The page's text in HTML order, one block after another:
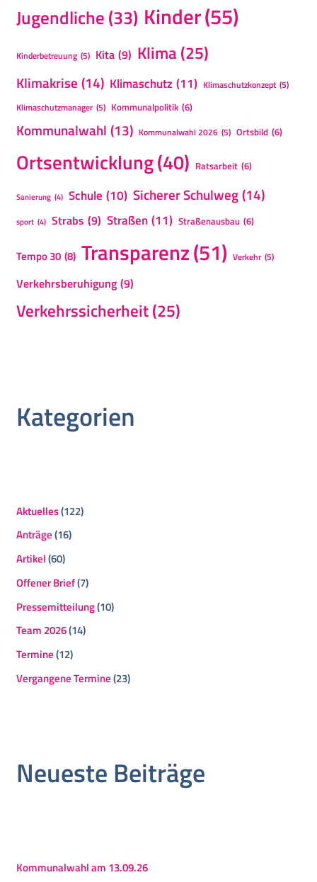
Jugendliche(33) Kinder(55)
Kinderbetreuung (5) Kita (9) Klima (25)
Klimakrise (14) Klimaschutz (11) Klimaschutzkonzept (5)
Klimaschutzmanager (5) Kommunalpolitik (6)
Kommunalwahl (13) Kommunalwahl 2026 (5) Ortsbild (6)
Ortsentwicklung(40) Ratsarbeit (6)
Sanierung (4) Schule (10) Sicherer Schulweg(14)
sport (4) Strabs (9) Straßen(11) Straßenausbau (6)
Tempo 30 (8) Transparenz(51) Verkehr (5)
Verkehrsberuhigung (9)
Verkehrssicherheit(25)
Kategorien
Aktuelles(122)
Anträge(16)
Artikel(60)
Offener Brief(7)
Pressemitteilung(10)
Team 2026(14)
Termine(12)
Vergangene Termine(23)
Neueste Beiträge
Kommunalwahl am 13.09.26